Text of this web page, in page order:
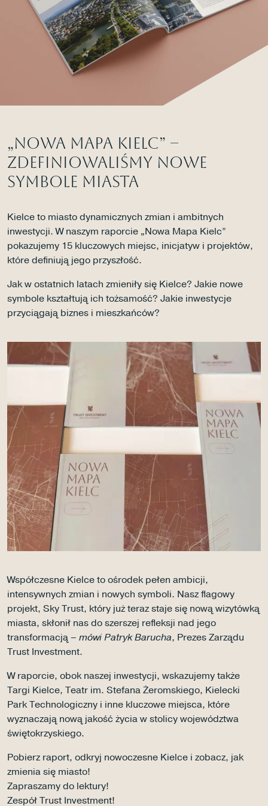
Biura i lokale
Kielce
Udogodnienia
Kariera
Kontakt
„NOWA MAPA KIELC” –
ZDEFINIOWALIŚMY NOWE
SYMBOLE MIASTA
Kielce to miasto dynamicznych zmian i ambitnych
inwestycji. W naszym raporcie „Nowa Mapa Kielc”
pokazujemy 15 kluczowych miejsc, inicjatyw i projektów,
które definiują jego przyszłość.
Jak w ostatnich latach zmieniły się Kielce? Jakie nowe
symbole kształtują ich tożsamość? Jakie inwestycje
przyciągają biznes i mieszkańców?
Współczesne Kielce to ośrodek pełen ambicji,
intensywnych zmian i nowych symboli. Nasz flagowy
projekt, Sky Trust, który już teraz staje się nową wizytówką
miasta, skłonił nas do szerszej refleksji nad jego
transformacją – mówi Patryk Barucha, Prezes Zarządu
Trust Investment.
W raporcie, obok naszej inwestycji, wskazujemy także
Targi Kielce, Teatr im. Stefana Żeromskiego, Kielecki
Park Technologiczny i inne kluczowe miejsca, które
wyznaczają nową jakość życia w stolicy województwa
świętokrzyskiego.
Pobierz raport, odkryj nowoczesne Kielce i zobacz, jak
zmienia się miasto!
Zapraszamy do lektury!
Zespół Trust Investment!